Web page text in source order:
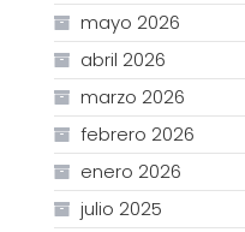
mayo 2026
abril 2026
marzo 2026
febrero 2026
enero 2026
julio 2025